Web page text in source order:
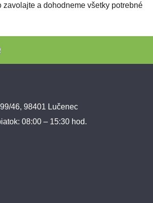
zavolajte a dohodneme všetky potrebné
46, 98401 Lučenec
08:00 – 15:30 hod.